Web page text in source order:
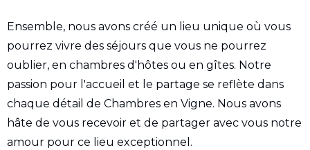
Ensemble, nous avons créé un lieu unique où vous
pourrez vivre des séjours que vous ne pourrez
oublier, en chambres d'hôtes ou en gîtes. Notre
passion pour l'accueil et le partage se reflète dans
chaque détail de Chambres en Vigne. Nous avons
hâte de vous recevoir et de partager avec vous notre
amour pour ce lieu exceptionnel.